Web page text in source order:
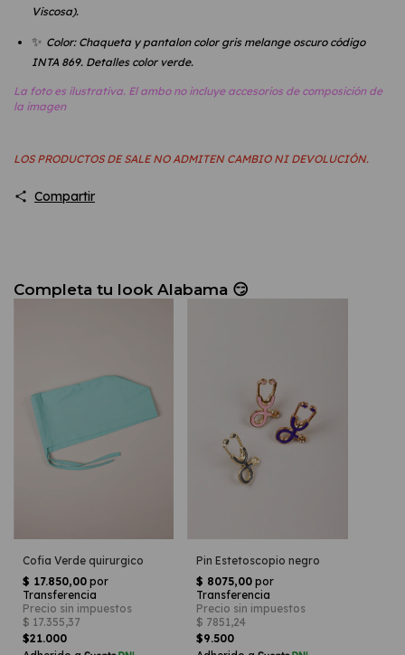
Viscosa).
✨ Color: Chaqueta y pantalon color gris melange oscuro código
INTA 869. Detalles color verde.
La foto es ilustrativa. El ambo no incluye accesorios de composición de
la imagen
LOS PRODUCTOS DE SALE NO ADMITEN CAMBIO NI DEVOLUCIÓN.
Compartir
Cofia Verde quirurgico
$21.000
Pin Estetoscopio negro
$9.500